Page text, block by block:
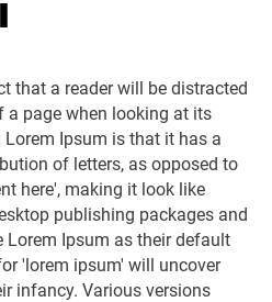
that a reader will be distracted
a page when looking at its
Ipsum is that it has a
of letters, as opposed to
here', making it look like
publishing packages and
Lorem Ipsum as their default
'lorem ipsum' will uncover
infancy. Various versions